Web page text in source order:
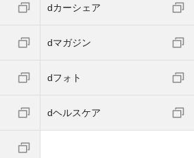
dカーシェア
dマガジン
dフォト
dヘルスケア